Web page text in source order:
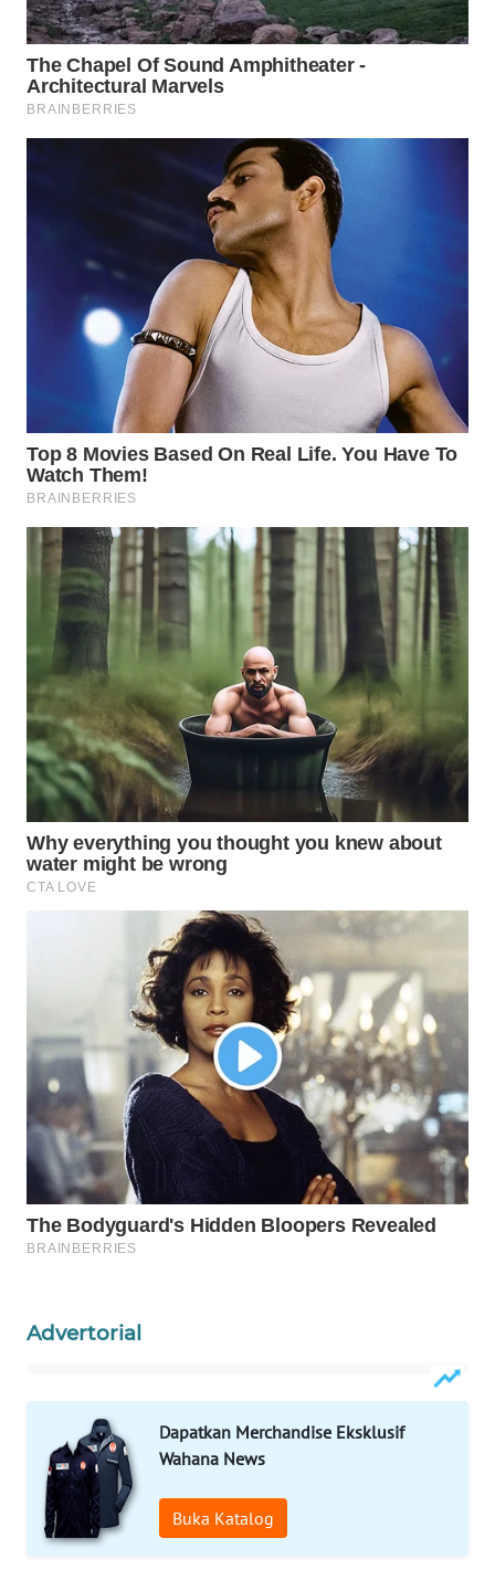
Advertorial
Dapatkan Merchandise Eksklusif
Wahana News
Buka Katalog
INFRASTRUKTUR
WAHANA
KONSUMEN
TRAVEL
WAHANA
TV
WAHANANEWS
WAHANANEWS
CO ID
WAHANANEWS
NET
WAHANA
SPORT
WAHANA
UMKM
WAHANA
WAHANA
WAHANA
HEALTH
WAHANA
DESA
WISATA
LAPAK
Wahana
Network
KONSUMEN
LISTRIK
MASYARAKAT
KELISTRIKAN
WALINKI